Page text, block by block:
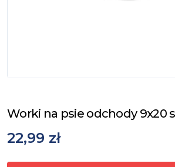
Worki na psie odchody 9x20
22,99 zł